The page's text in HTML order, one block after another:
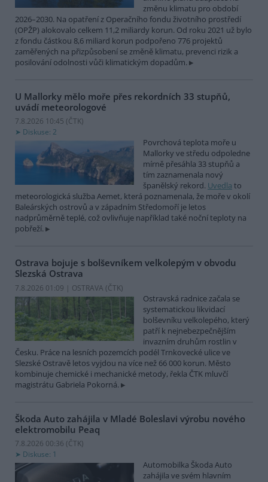
změnu klimatu pro období
2026–2030. Na opatření z Operačního fondu životního prostředí
(OPŽP) alokovalo celkem 11,2 miliardy korun. Od roku 2021 už bylo
z fondu částkou 8,6 miliard korun podpořeno 776 projektů
zaměřených na přizpůsobení se změně klimatu, prevenci rizik a
posilování odolnosti vůči klimatickým dopadům.
U Mallorky mělo moře přes rekordních 33 stupňů,
uvádí meteorologové
7.8.2026 10:45 (ČTK)
Diskuse: 2
Povrchová teplota moře u
Mallorky ve středu odpoledne
mírně přesáhla 33 stupňů a
tím zaznamenala nový
španělský rekord. Uvedla to
meteorologická služba Aemet, která poznamenala, že moře v okolí
Baleárských ostrovů a v západním Středomoří je letos
nadprůměrně teplé, což ovlivňuje například také noční teploty na
pobřeží.
Ostrava bojuje s bolševníkem velkolepým v obvodu
Slezská Ostrava
7.8.2026 01:09 | OSTRAVA (ČTK)
Ostravská radnice začala se
systematickou likvidací
bolševníku velkolepého, který
patří k nejnebezpečnějším
invazním druhům rostlin v
Česku. Práce na lesních pozemcích podél Trnkovecké ulice ve
Slezské Ostravě letos vyjdou na více než 66 000 korun. Město
kombinuje chemické i mechanické metody, řekla ČTK mluvčí
magistrátu Gabriela Pokorná.
Škoda Auto zahájila v Mladé Boleslavi výrobu nového
elektromobilu Peaq
7.8.2026 00:36 (ČTK)
Diskuse: 1
Automobilka Škoda Auto
zahájila ve svém hlavním